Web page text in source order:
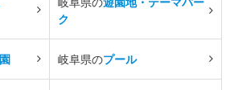
ク
岐阜県のプール